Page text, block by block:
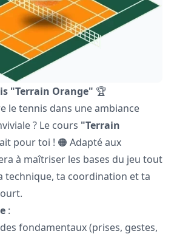
"Terrain Orange" 🏆
le tennis dans une ambiance
? Le cours "Terrain
pour toi ! 🟠 Adapté aux
à maîtriser les bases du jeu tout
technique, ta coordination et ta
:
fondamentaux (prises, gestes,